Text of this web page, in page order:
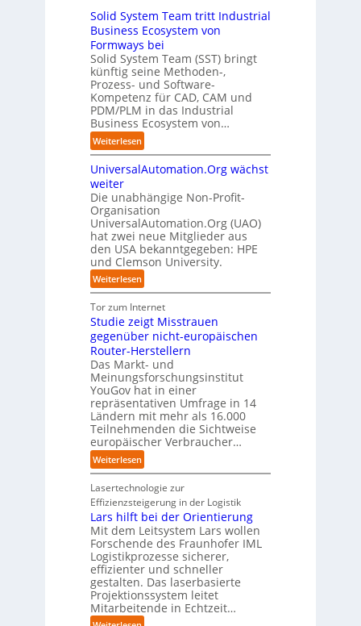
i
b
e
n
u
n
b
e
s
t
z
f
ü
r
d
e
n
G
i
g
a
f
a
c
t
o
r
y
-
A
u
s
b
a
u
-
C
E
O
h
e
n
z
e
n
t
r
e
n
n
D
e
u
t
s
c
h
l
a
n
d
T
e
f
f
p
u
n
k
t
f
r
p
r
a
x
i
s
n
a
e
A
u
t
o
m
a
t
i
s
i
e
r
u
n
g
s
l
ö
s
u
n
g
b
:
D
i
s
r
u
p
t
b
l
i
c
k
t
a
u
f
d
i
e
Z
u
k
u
n
f
t
d
e
r
I
n
d
s
t
r
i
e
a
u
t
o
m
Solid System Team tritt Industrial
Business Ecosystem von
Formways bei
Solid System Team (SST) bringt
künftig seine Methoden-,
Prozess- und Software-
Kompetenz für CAD, CAM und
PDM/PLM in das Industrial
Business Ecosystem von…
Weiterlesen:
S
o
i
d
S
y
s
t
e
m
T
e
a
t
r
i
t
t
I
n
d
u
t
r
i
a
l
B
s
i
n
UniversalAutomation.Org wächst
weiter
Die unabhängige Non-Profit-
Organisation
UniversalAutomation.Org (UAO)
hat zwei neue Mitglieder aus
den USA bekanntgegeben: HPE
und Clemson University.
Weiterlesen:
U
n
i
v
e
r
s
a
l
A
u
t
o
m
a
t
i
o
n
.
O
g
w
ä
Tor zum Internet
Studie zeigt Misstrauen
gegenüber nicht-europäischen
Router-Herstellern
Das Markt- und
Meinungsforschungsinstitut
YouGov hat in einer
repräsentativen Umfrage in 14
Ländern mit mehr als 16.000
Teilnehmenden die Sichtweise
europäischer Verbraucher…
Weiterlesen:
S
t
u
d
i
e
z
e
g
t
M
Lasertechnologie zur
Effizienzsteigerung in der Logistik
Lars hilft bei der Orientierung
Mit dem Leitsystem Lars wollen
Forschende des Fraunhofer IML
Logistikprozesse sicherer,
effizienter und schneller
gestalten. Das laserbasierte
Projektionssystem leitet
Mitarbeitende in Echtzeit…